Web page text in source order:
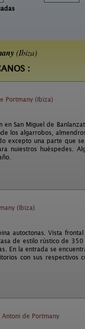
(Ibiza)
:
Portmany (Ibiza)
en San Miguel de
los algarrobos,
excepto una parte que
nuiestros huéspedes.
(Ibiza)
autoctonas. Vista
de estilo rústico de
En la entrada se
con sus respectivos
Antoni de Portmany